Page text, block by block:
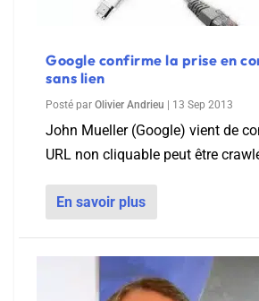
Google confirme la prise en
sans lien
Posté par Olivier Andrieu 13 Sep 2013
John Mueller (Google) vient de
URL non cliquable peut être
En savoir plus